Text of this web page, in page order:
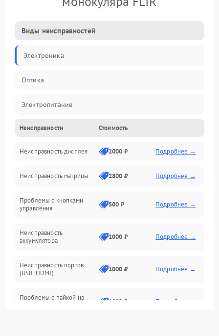
Виды неисправностей
Электроника
Оптика
Электропитание
Видео
ПО
Управление
Механические повреждения
Неисправности Стоимость
Неисправность дисплея 2000 ₽ Подробнее →
Неисправность матрицы 2800 ₽ Подробнее →
Проблемы с кнопками
управления
500 ₽ Подробнее →
Неисправность
аккумулятора
1000 ₽ Подробнее →
Неисправность портов
(USB, HDMI)
1000 ₽ Подробнее →
Проблемы с пайкой на
1000 ₽ Подробнее →